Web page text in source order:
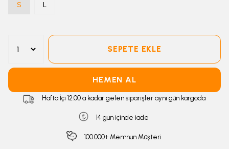
S L
SEPETE EKLE
HEMEN AL
Hafta İçi 12:00 a kadar gelen siparişler aynı gün kargoda
14 gün içinde iade
100.000+ Memnun Müşteri